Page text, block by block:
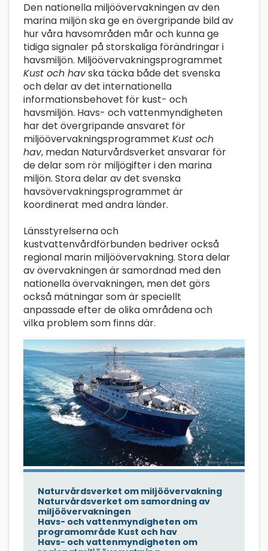
Den nationella miljöövervakningen av den
marina miljön ska ge en övergripande bild av
hur våra havsområden mår och kunna ge
tidiga signaler på storskaliga förändringar i
havsmiljön. Miljöövervakningsprogrammet
Kust och havska täcka både det svenska
och delar av det internationella
informationsbehovet för kust- och
havsmiljön. Havs- och vattenmyndigheten
har det övergripande ansvaret för
miljöövervakningsprogrammet Kust och
hav, medan Naturvårdsverket ansvarar för
de delar som rör miljögifter i den marina
miljön. Stora delar av det svenska
havsövervakningsprogrammet är
koordinerat med andra länder.
Länsstyrelserna och
kustvattenvårdförbunden bedriver också
regional marin miljöövervakning. Stora delar
av övervakningen är samordnad med den
nationella övervakningen, men det görs
också mätningar som är speciellt
anpassade efter de olika områdena och
vilka problem som finns där.
Naturvårdsverket om miljöövervakning
Naturvårdsverket om samordning av
miljöövervakningen
Havs- och vattenmyndigheten om
programområde Kust och hav
Havs- och vattenmyndigheten om